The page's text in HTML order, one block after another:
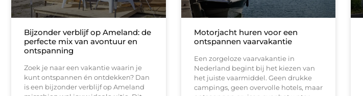
Bijzonder verblijf op Ameland: de
perfecte mix van avontuur en
ontspanning
Zoek je naar een vakantie waarin je
kunt ontspannen én ontdekken? Dan
is een bijzonder verblijf op Ameland
Motorjacht huren voor een
ontspannen vaarvakantie
Een zorgeloze vaarvakantie in
Nederland begint bij het kiezen van
het juiste vaarmiddel. Geen drukke
campings, geen overvolle hotels, maar